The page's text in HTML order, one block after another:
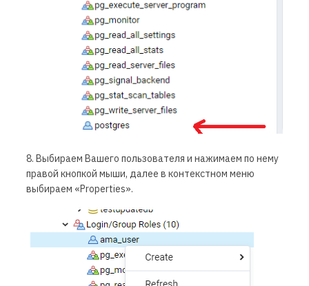
8. Выбираем Вашего пользователя и нажимаем по нему
правой кнопкой мыши, далее в контекстном меню
выбираем «Properties».